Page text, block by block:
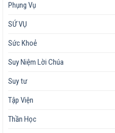
Phụng Vụ
SỨ VỤ
Sức Khoẻ
Suy Niệm Lời Chúa
Suy tư
Tập Viện
Thần Học